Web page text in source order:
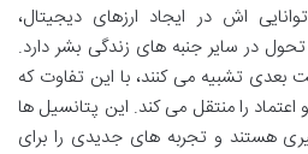
اش در ایجاد ارزهای دیجیتال،
در سایر جنبه های زندگی بشر دارد.
بعدی تشبیه می کنند، با این تفاوت که
را منتقل می کند. این پتانسیل ها
هستند و تجربه های جدیدی را برای